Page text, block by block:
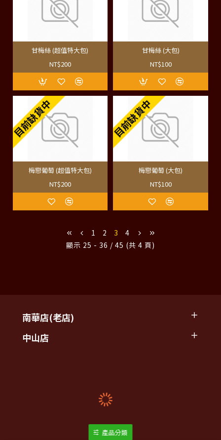
甘梅絲 (超值特大包)
NT$200
甘梅絲 (大包)
NT$100
目前缺貨中
梅戀葡萄 (超值特大包)
NT$200
目前缺貨中
梅戀葡萄 (大包)
NT$100
1 2 3
4
顯示 25 - 36 / 45 (共 4 頁)
南華店(老店)
中山店
產品分類